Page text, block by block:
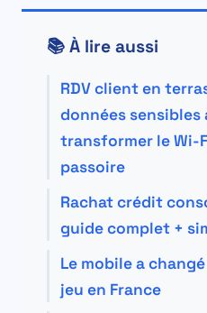
📚 À lire aussi
RDV client en
données sensibles
transformer le Wi-
passoire
Rachat crédit
guide complet +
Le mobile a
jeu en France